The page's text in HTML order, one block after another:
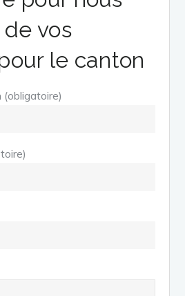
vos
le canton